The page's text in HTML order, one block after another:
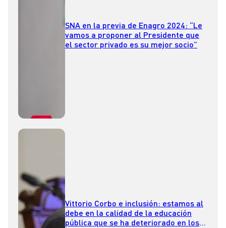
SNA en la previa de Enagro 2024: “Le
vamos a proponer al Presidente que
el sector privado es su mejor socio”
Vittorio Corbo e inclusión: estamos al
debe en la calidad de la educación
pública que se ha deteriorado en los